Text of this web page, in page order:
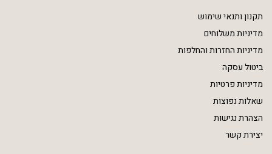
תקנון ותנאי שימוש
מדיניות משלוחים
מדיניות החזרות והחלפות
ביטול עסקה
מדיניות פרטיות
שאלות נפוצות
הצהרת נגישות
יצירת קשר